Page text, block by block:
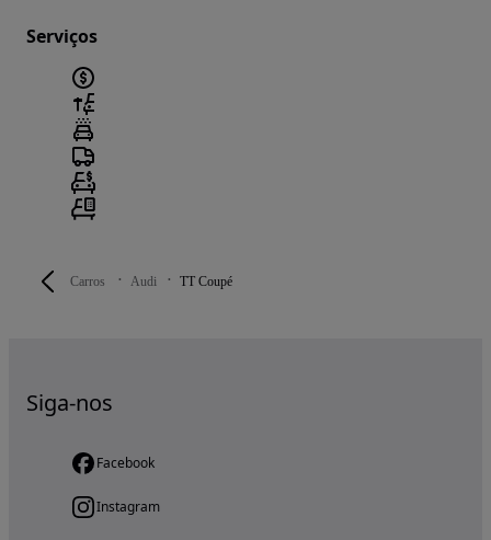
Carros Audi TT Coupé
Serviços
Siga-nos
Facebook
Instagram